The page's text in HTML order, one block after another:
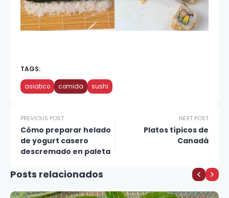
TAGS:
asiatico comida sushi
PREVIOUS POST
Cómo preparar helado
de yogurt casero
descremado en paleta
NEXT POST
Platos típicos de
Canadá
Posts relacionados